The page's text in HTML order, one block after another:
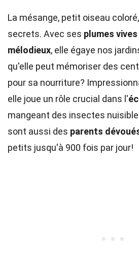
La mésange, petit oiseau
secrets. Avec ses plumes vives
mélodieux, elle égaye nos
qu'elle peut mémoriser des
pour sa nourriture?
elle joue un rôle crucial dans l'
mangeant des insectes
sont aussi des parents
petits jusqu'à 900 fois par jour!